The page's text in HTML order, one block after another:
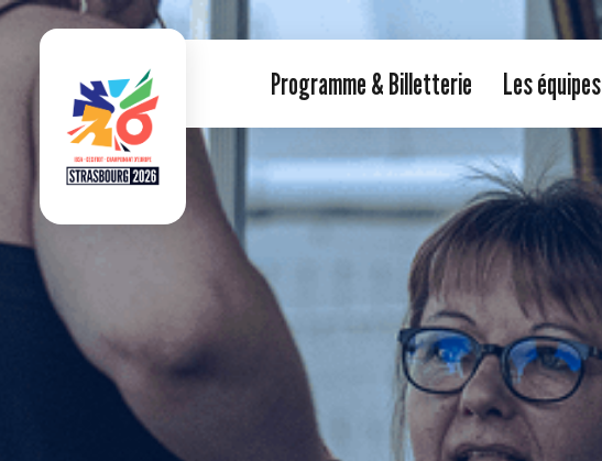
Programme & Billetterie Les équipes